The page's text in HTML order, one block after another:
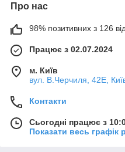
Про нас
98% позитивних з 126
Працює з 02.07.2024
м. Київ
вул. В.Черчиля, 42Е,
Контакти
Сьогодні працює з
Показати весь графік